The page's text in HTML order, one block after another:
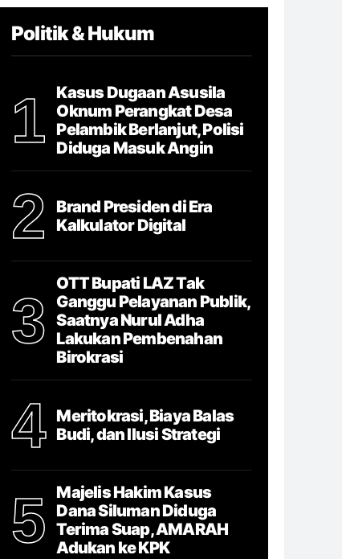
Politik & Hukum
1
Kasus Dugaan Asusila
Oknum Perangkat Desa
Pelambik Berlanjut, Polisi
Diduga Masuk Angin
2
Brand Presiden di Era
Kalkulator Digital
3
OTT Bupati LAZ Tak
Ganggu Pelayanan Publik,
Saatnya Nurul Adha
Lakukan Pembenahan
Birokrasi
4
Meritokrasi, Biaya Balas
Budi, dan Ilusi Strategi
5
Majelis Hakim Kasus
Dana Siluman Diduga
Terima Suap, AMARAH
Adukan ke KPK